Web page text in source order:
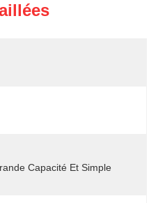
Capacité Et Simple